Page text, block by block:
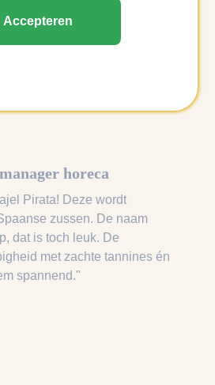
horeca
Pirata! Deze wordt
zussen. De naam
dat is toch leuk. De
met zachte tannines én
spannend."
Accepteren